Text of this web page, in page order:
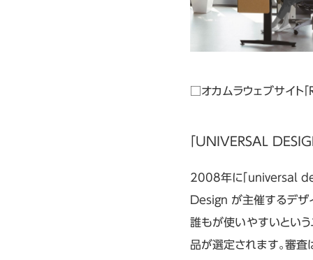
□オカムラウェブサイト
「UNIVERSAL
2008年に「universal
Design が主催するデザ
誰もが使いやすいとい
品が選定されます。審